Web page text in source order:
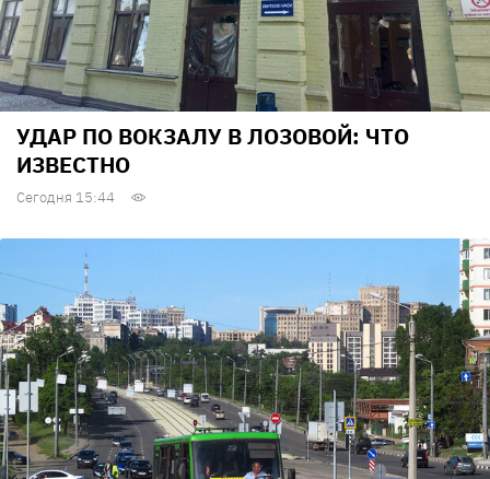
УДАР ПО ВОКЗАЛУ В ЛОЗОВОЙ: ЧТО
ИЗВЕСТНО
Сегодня 15:44